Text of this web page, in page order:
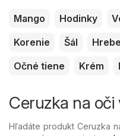
Mango Hodinky
Korenie
Šál
Očné tiene
Krém
Ceruzka na oči
Hľadáte produkt Ceruzka